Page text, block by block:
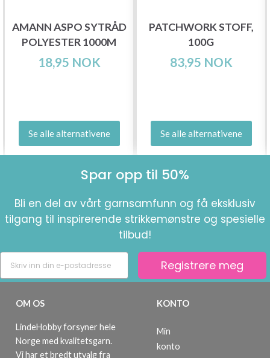
AMANN ASPO SYTRÅD
POLYESTER 1000M
18,95 NOK
Se alle alternativene
PATCHWORK STOFF,
100G
83,95 NOK
Se alle alternativene
Spar opp til 50%
Bli en del av vårt garnsamfunn og få eksklusiv
tilgang til inspirerende strikkemønstre og spesielle
tilbud!
Registrere meg
OM OS
LindeHobby forsyner hele
Norge med kvalitetsgarn.
Vi har et bredt utvalg fra
KONTO
Min
konto